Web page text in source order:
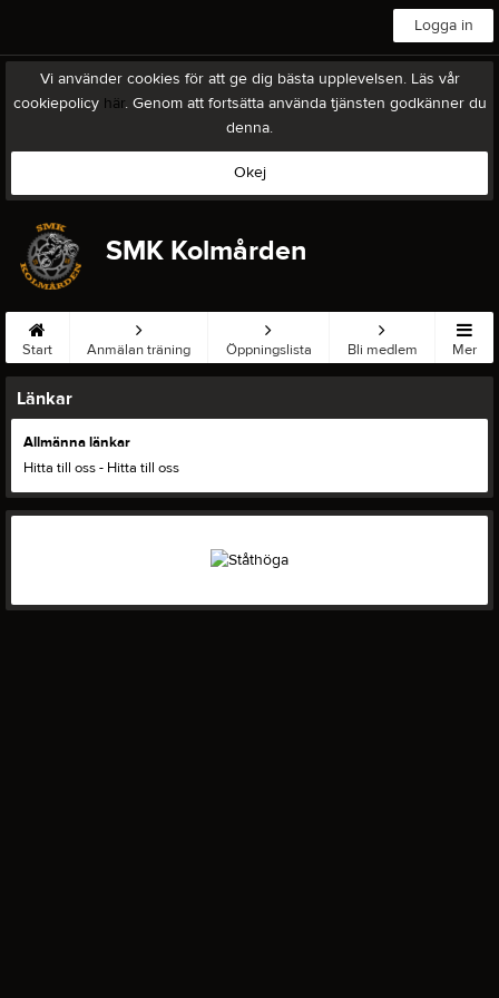
Logga in
Vi använder cookies för att ge dig bästa upplevelsen. Läs vår
cookiepolicy här. Genom att fortsätta använda tjänsten godkänner du
denna.
Okej
SMK Kolmården
Start Anmälan träning Öppningslista Bli medlem Mer
Länkar
Allmänna länkar
Hitta till oss- Hitta till oss